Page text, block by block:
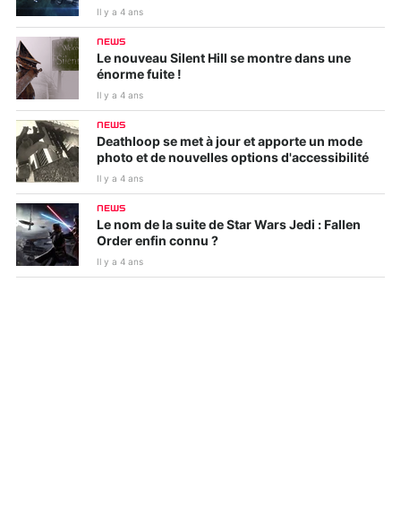
Il y a 4 ans
NEWS
Le nouveau Silent Hill se montre dans une
énorme fuite !
Il y a 4 ans
NEWS
Deathloop se met à jour et apporte un mode
photo et de nouvelles options d'accessibilité
Il y a 4 ans
NEWS
Le nom de la suite de Star Wars Jedi : Fallen
Order enfin connu ?
Il y a 4 ans